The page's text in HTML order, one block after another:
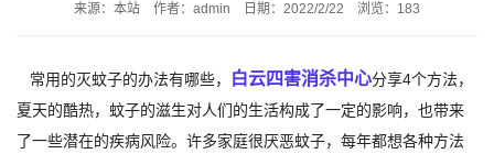
来源：本站 作者：admin 日期：2022/2/22 浏览： 183
常用的灭蚊子的办法有哪些， 白云四害消杀中心分享4个方法，
夏天的酷热，蚊子的滋生对人们的生活构成了一定的影响，也带来
了一些潜在的疾病风险。许多家庭很厌恶蚊子，每年都想各种方法